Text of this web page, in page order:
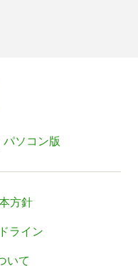
パソコン版
方針
ライン
いて